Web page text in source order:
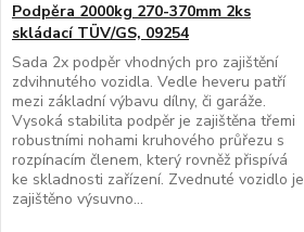
Podpěra 2000kg 270-370mm 2ks
skládací TÜV/GS, 09254
Sada 2x podpěr vhodných pro zajištění
zdvihnutého vozidla. Vedle heveru patří
mezi základní výbavu dílny, či garáže.
Vysoká stabilita podpěr je zajištěna třemi
robustními nohami kruhového průřezu s
rozpínacím členem, který rovněž přispívá
ke skladnosti zařízení. Zvednuté vozidlo je
zajištěno výsuvno...